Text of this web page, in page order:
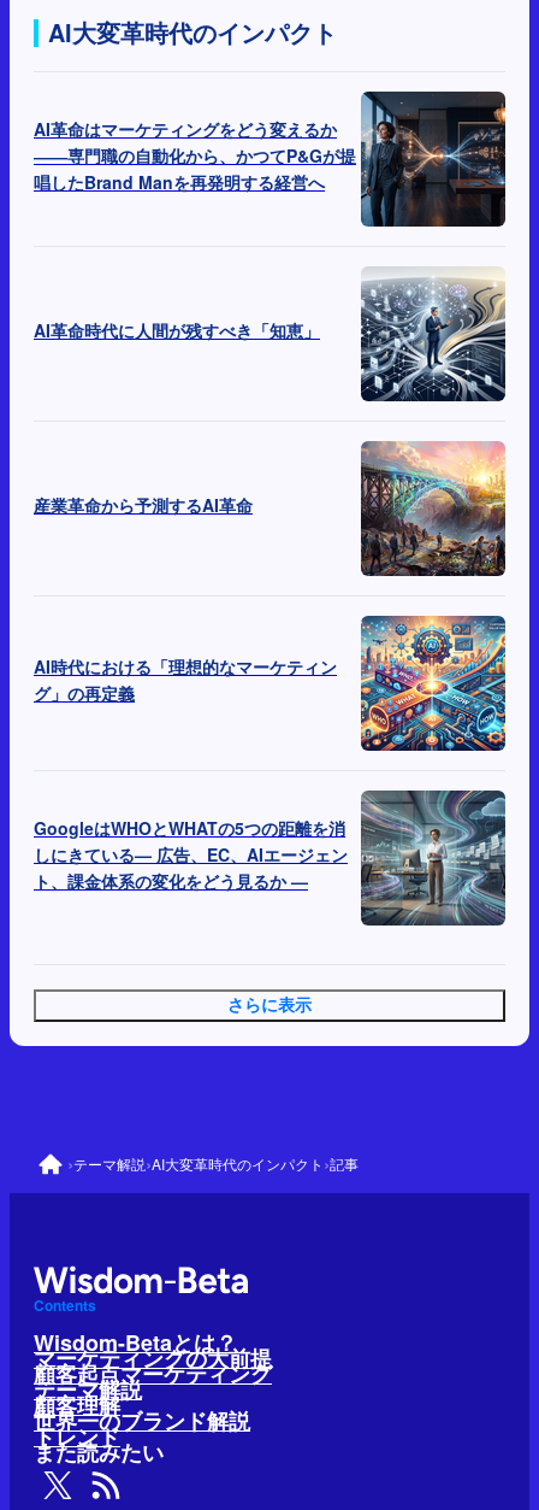
AI大変革時代のインパクト
AI革命はマーケティングをどう変えるか
――専門職の自動化から、かつてP&Gが提
唱したBrand Manを再発明する経営へ
AI革命時代に人間が残すべき「知恵」
産業革命から予測するAI革命
AI時代における「理想的なマーケティン
グ」の再定義
GoogleはWHOとWHATの5つの距離を消
しにきている— 広告、EC、AIエージェン
ト、課金体系の変化をどう見るか —
さらに表示
›テーマ解説›AI大変革時代のインパクト ›記事
Contents
Wisdom-Betaとは？
マーケティングの大前提
顧客起点マーケティング
テーマ解説
顧客理解
世界一のブランド解説
トレンド
また読みたい